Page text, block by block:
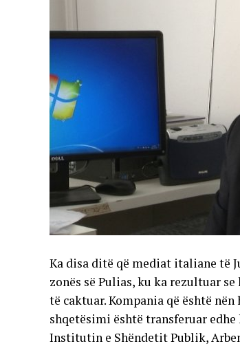
Ka disa ditë që mediat italiane të
zonës së Pulias, ku ka rezultuar
të caktuar. Kompania që është
shqetësimi është transferuar
Institutin e Shëndetit Publik,